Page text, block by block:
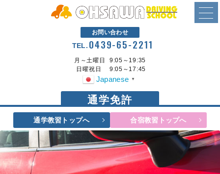
お問い合わせ
TEL. 0439-65-2211
月～土曜日
9:05～19:35
日曜祝日
9:05～17:45
Japanese ▼
通学免許
通学教習トップへ 合宿教習トップへ